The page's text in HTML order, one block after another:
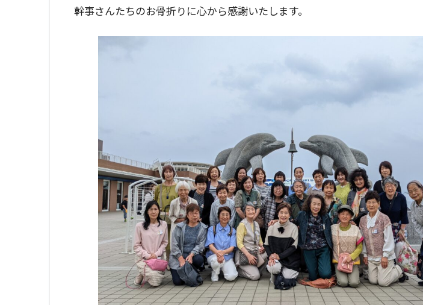
幹事さんたちのお骨折りに心から感謝いたします。